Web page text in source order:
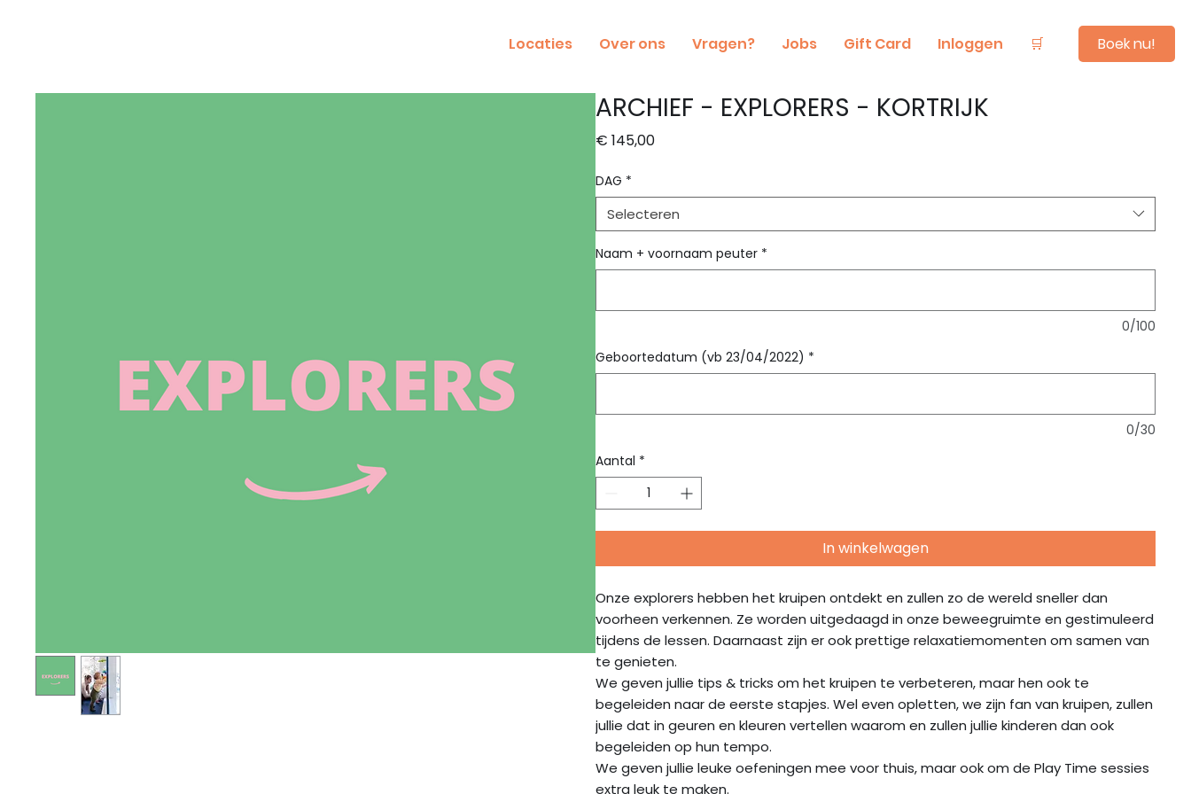
Locaties Over ons Vragen? Jobs Gift Card Inloggen 🛒 Boek nu!
ARCHIEF - EXPLORERS - KORTRIJK
€ 145,00Prijs
DAG *
Selecteren
Naam + voornaam peuter *
0/100
Geboortedatum (vb 23/04/2022) *
0/30
Aantal *
In winkelwagen
Onze explorers hebben het kruipen ontdekt en zullen zo de wereld sneller dan
voorheen verkennen. Ze worden uitgedaagd in onze beweegruimte en gestimuleerd
tijdens de lessen. Daarnaast zijn er ook prettige relaxatiemomenten om samen van
te genieten.
We geven jullie tips & tricks om het kruipen te verbeteren, maar hen ook te
begeleiden naar de eerste stapjes. Wel even opletten, we zijn fan van kruipen, zullen
jullie dat in geuren en kleuren vertellen waarom en zullen jullie kinderen dan ook
begeleiden op hun tempo.
We geven jullie leuke oefeningen mee voor thuis, maar ook om de Play Time sessies
extra leuk te maken.